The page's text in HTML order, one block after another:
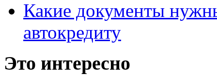
Какие документы
автокредиту
Это интересно